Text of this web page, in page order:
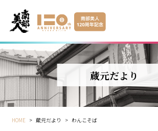
蔵元だより
HOME > 蔵元だより > わんこそば